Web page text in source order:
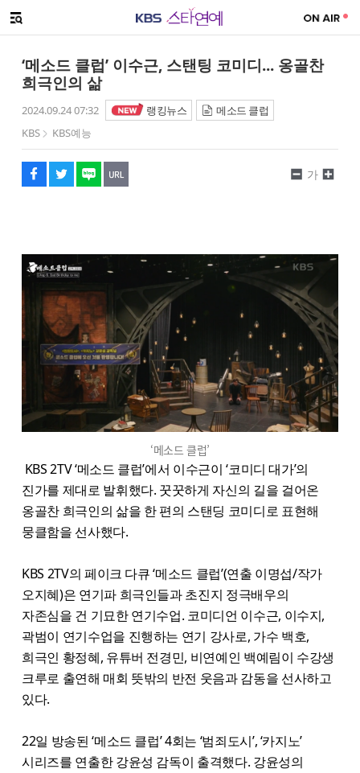
메뉴 열기
‘메소드 클럽’ 이수근, 스탠팅 코미디... 옹골찬
희극인의 삶
2024.09.24 07:32 랭킹뉴스
메소드 클럽
KBS
KBS예능
페이스북
트위터
네이버
URL복사
글씨 작게보기
가
글씨 크게보기
‘메소드 클럽’
KBS 2TV ‘메소드 클럽’에서 이수근이 ‘코미디 대가’의
진가를 제대로 발휘했다. 꿋꿋하게 자신의 길을 걸어온
옹골찬 희극인의 삶을 한 편의 스탠딩 코미디로 표현해
뭉클함을 선사했다.
KBS 2TV의 페이크 다큐 ‘메소드 클럽’(연출 이명섭/작가
오지혜)은 연기파 희극인들과 초진지 정극배우의
자존심을 건 기묘한 연기수업. 코미디언 이수근, 이수지,
곽범이 연기수업을 진행하는 연기 강사로, 가수 백호,
희극인 황정혜, 유튜버 전경민, 비연예인 백예림이 수강생
크루로 출연해 매회 뜻밖의 반전 웃음과 감동을 선사하고
있다.
22일 방송된 ‘메소드 클럽’ 4회는 ‘범죄도시’, ‘카지노’
시리즈를 연출한 강윤성 감독이 출격했다. 강윤성의